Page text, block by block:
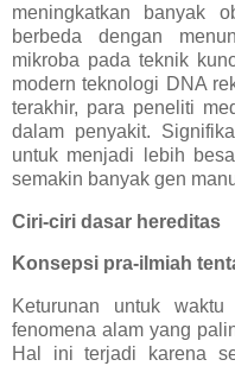
meningkatkan banyak
berbeda dengan
mikroba pada teknik
modern teknologi DNA
terakhir, para peneliti
dalam penyakit.
untuk menjadi lebih
semakin banyak gen
Ciri-ciri dasar hereditas
Konsepsi pra-ilmiah
Keturunan untuk
fenomena alam yang
Hal ini terjadi karena